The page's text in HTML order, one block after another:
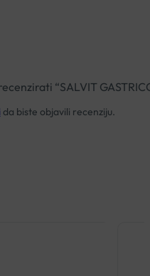
“SALVIT
da biste objavili recenziju.